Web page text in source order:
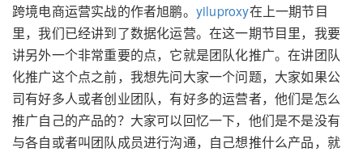
跨境电商运营实战的作者旭鹏。 yiluproxy在上一期节目
里，我们已经讲到了数据化运营。在这一期节目里，我要
讲另外一个非常重要的点，它就是团队化推广。在讲团队
化推广这个点之前，我想先问大家一个问题，大家如果公
司有好多人或者创业团队，有好多的运营者，他们是怎么
推广自己的产品的？大家可以回忆一下，他们是不是没有
与各自或者叫团队成员进行沟通，自己想推什么产品，就